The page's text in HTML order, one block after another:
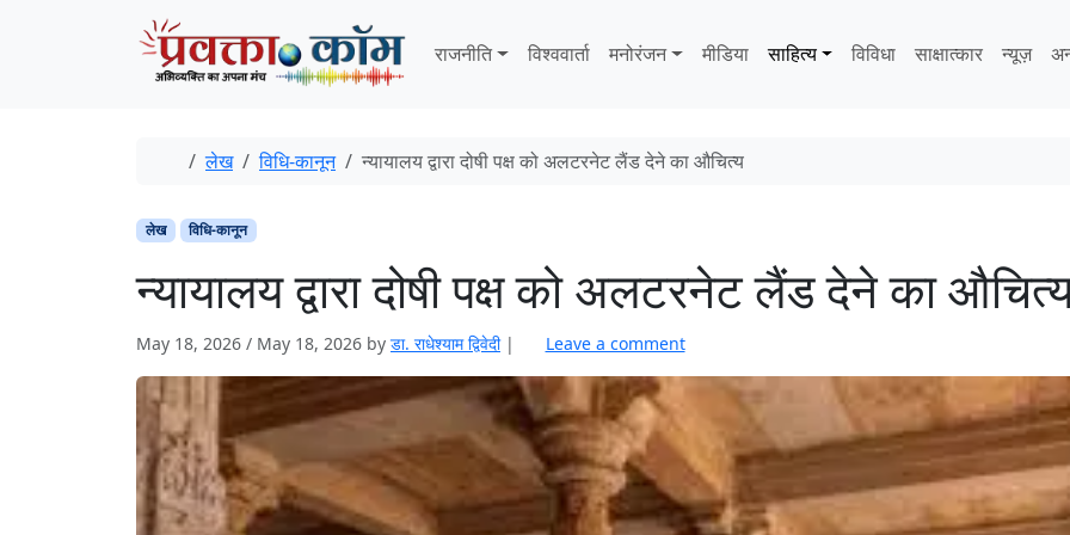
राजनीति
विश्ववार्ता मनोरंजन मीडिया साहित्‍य विविधा साक्षात्‍कार न्यूज़
Home
लेख विधि-कानून न्यायालय द्वारा दोषी पक्ष को अलटरनेट लैंड देने का औचित्य
लेख विधि-कानून
न्यायालय द्वारा दोषी पक्ष को अलटरनेट लैंड देने का
May 18, 2026 / May 18, 2026 by डा. राधेश्याम द्विवेदी | Leave a comment